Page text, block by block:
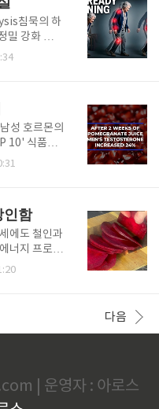
막고 혈관을
하죠.현장 정
에너지 대사
켜 불필요한
복에 섭취할
침묵의 하
강화 프로
사용하지 않
서 수집된 정
의 실체를 보
것이 무겁
전보다 가파
당 부분 진행
성 호르몬의
10' 식품30
것으로 되
몬입니다. 레
실한 식품 리
테론 부스팅
피언아연(Zi
가 낮으면
인함
에도 철인과
너지 프로토
력의 가치현
중심으로 확
인 약물이 아
적인 비용을
순한 수명
다음
| 운영자 : 아로스